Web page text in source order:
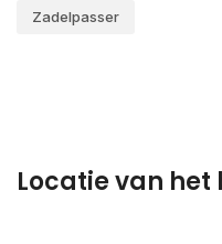
Zadelpasser
Locatie van het